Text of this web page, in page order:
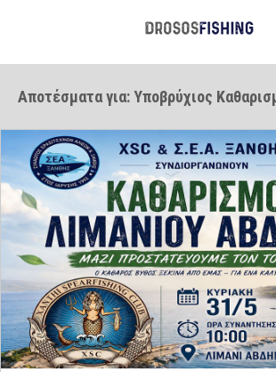
Αποτέσματα για: Υποβρύχιος